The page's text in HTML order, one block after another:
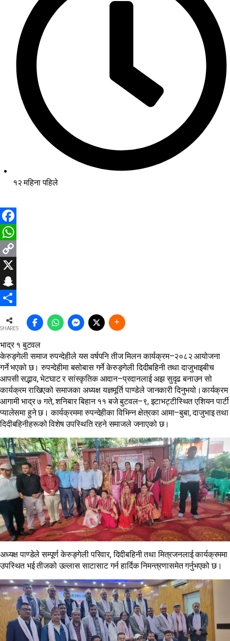
१२ महिना पहिले
Facebook
WhatsApp
Copy
Link
X
Snapchat
SHARES
भाद्र १ बुटवल
केरुङ्गेली समाज रुपन्देहीले यस वर्षपनि तीज मिलन कार्यक्रम–२०८२ आयोजना
गर्ने भएको छ। रुपन्देहीमा बसोबास गर्ने केरुङ्गेली दिदीबहिनी तथा दाजुभाइबीच
आपसी सद्भाव, भेटघाट र सांस्कृतिक आदान–प्रदानलाई अझ सुदृढ बनाउन सो
कार्यक्रम राखिएको समाजका अध्यक्ष यज्ञमूर्ति पाण्डेले जानकारी दिनुभयो।कार्यक्रम
आगामी भाद्र ७ गते, शनिबार बिहान ११ बजे बुटवल–९, इटाभट्टीस्थित एशियन पार्टी
प्यालेसमा हुने छ। कार्यक्रममा रुपन्देहीका विभिन्न क्षेत्रका आमा–बुबा, दाजुभाइ तथा
दिदीबहिनीहरूको विशेष उपस्थिति रहने समाजले जनाएको छ।
अध्यक्ष पाण्डेले सम्पूर्ण केरुङ्गेली परिवार, दिदीबहिनी तथा मित्रजनलाई कार्यक्रममा
उपस्थित भई तीजको उल्लास साटासाट गर्न हार्दिक निमन्त्रणासमेत गर्नुभएको छ।